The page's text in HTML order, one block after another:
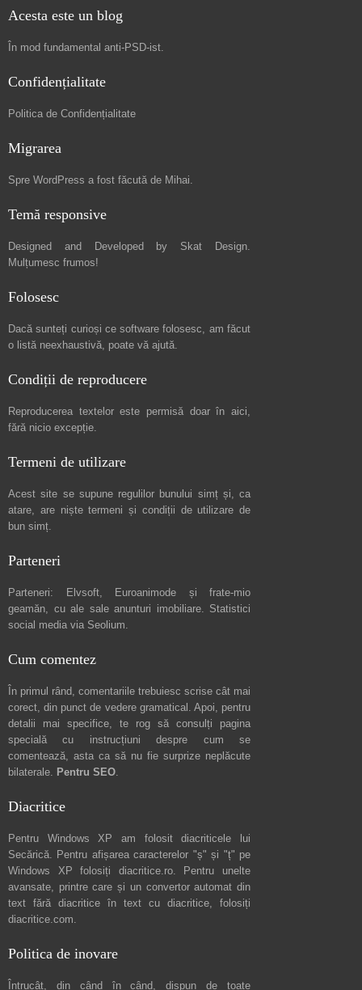
Acesta este un blog
În mod fundamental anti-PSD-ist.
Confidențialitate
Politica de Confidențialitate
Migrarea
Spre WordPress a fost făcută de Mihai.
Temă responsive
Designed and Developed by Skat Design.
Mulțumesc frumos!
Folosesc
Dacă sunteți curioși ce software folosesc, am făcut
o listă neexhaustivă, poate vă ajută.
Condiții de reproducere
Reproducerea textelor este permisă doar în aici,
fără nicio excepție.
Termeni de utilizare
Acest site se supune regulilor bunului simț și, ca
atare, are niștetermeni și condiții de utilizare de
bun simț.
Parteneri
Parteneri: Elvsoft, Euroanimode și frate-mio
geamăn, cu ale sale anunturi imobiliare. Statistici
social media via Seolium.
Cum comentez
În primul rând, comentariile trebuiesc scrise cât mai
corect, din punct de vedere gramatical. Apoi, pentru
detalii mai specifice, te rog să consulți pagina
specială cu instrucțiuni despre cum se
comentează, asta ca să nu fie surprize neplăcute
bilaterale. Pentru SEO.
Diacritice
Pentru Windows XP am folosit diacriticele lui
Secărică. Pentru afișarea caracterelor "ș" și "ț" pe
Windows XP folosiți diacritice.ro. Pentru unelte
avansate, printre care și un convertor automat din
text fără diacritice în text cu diacritice, folosiți
diacritice.com.
Politica de inovare
Întrucât, din când în când, dispun de toate